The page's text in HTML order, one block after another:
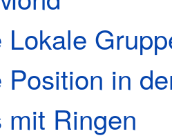
Lokale
Position in
mit Ringen